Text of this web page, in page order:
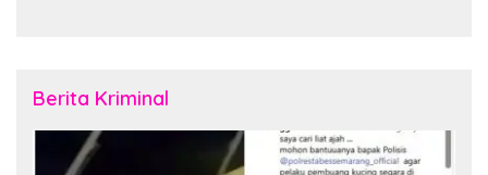
Berita Kriminal